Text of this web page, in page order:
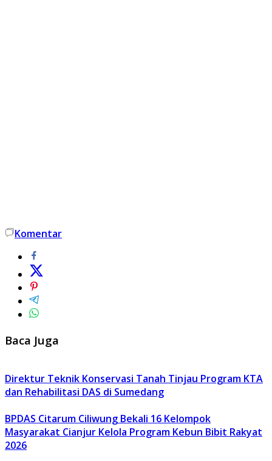
Komentar
Baca Juga
Direktur Teknik Konservasi Tanah Tinjau Program KTA
dan Rehabilitasi DAS di Sumedang
BPDAS Citarum Ciliwung Bekali 16 Kelompok
Masyarakat Cianjur Kelola Program Kebun Bibit Rakyat
2026